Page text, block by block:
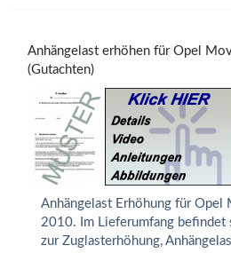
Anhängelast erhöhen für Opel
(Gutachten)
Anhängelast Erhöhung für Opel
2010. Im Lieferumfang befindet
zur Zuglasterhöhung,